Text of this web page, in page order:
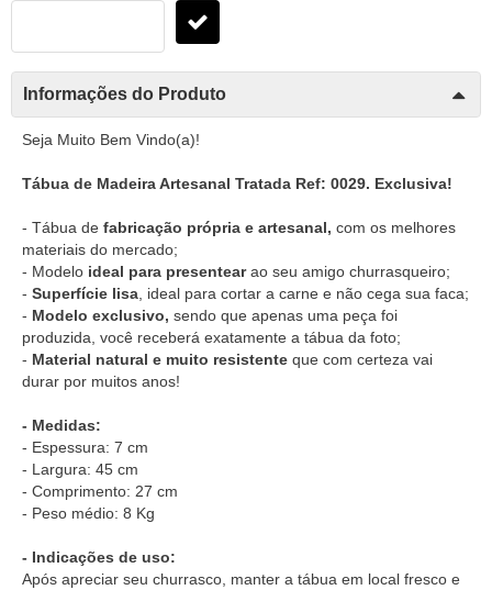
Informações do Produto
Seja Muito Bem Vindo(a)!
Tábua de Madeira Artesanal Tratada Ref: 0029. Exclusiva!
- Tábua de fabricação própria e artesanal, com os melhores
materiais do mercado;
- Modelo ideal para presentearao seu amigo churrasqueiro;
- Superfície lisa , ideal para cortar a carne e não cega sua faca;
- Modelo exclusivo, sendo que apenas uma peça foi
produzida, você receberá exatamente a tábua da foto;
- Material natural e muito resistente que com certeza vai
durar por muitos anos!
- Medidas:
- Espessura: 7 cm
- Largura: 45 cm
- Comprimento: 27 cm
- Peso médio: 8 Kg
- Indicações de uso:
Após apreciar seu churrasco, manter a tábua em local fresco e